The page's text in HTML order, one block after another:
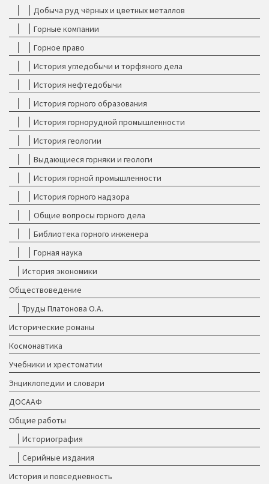
Добыча руд чёрных и цветных металлов
Горные компании
Горное право
История угледобычи и торфяного дела
История нефтедобычи
История горного образования
История горнорудной промышленности
История геологии
Выдающиеся горняки и геологи
История горной промышленности
История горного надзора
Общие вопросы горного дела
Библиотека горного инженера
Горная наука
История экономики
Обществоведение
Труды Платонова О.А.
Исторические романы
Космонавтика
Учебники и хрестоматии
Энциклопедии и словари
ДОСААФ
Общие работы
Историография
Серийные издания
История и повседневность